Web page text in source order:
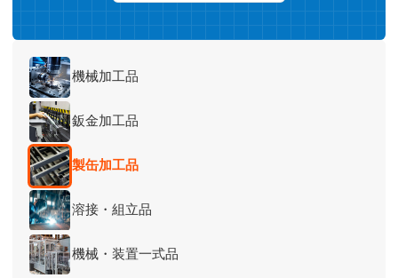
機械加工品
鈑金加工品
製缶加工品
溶接・組立品
機械・装置一式品